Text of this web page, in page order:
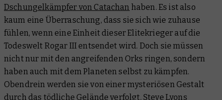
Dschungelkämpfer von Catachan haben. Es ist also
kaum eine Überraschung, dass sie sich wie zuhause
fühlen, wenn eine Einheit dieser Elitekrieger auf die
Todeswelt Rogar III entsendet wird. Doch sie müssen
nicht nur mit den angreifenden Orks ringen, sondern
haben auch mit dem Planeten selbst zu kämpfen.
Obendrein werden sie von einer mysteriösen Gestalt
durch das tödliche Gelände verfolgt. Steve Lyons